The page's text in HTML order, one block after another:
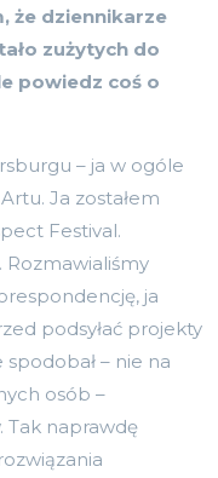
że dziennikarze
o zużytych do
powiedz coś o
– ja w ogóle
Ja zostałem
Festival.
Rozmawialiśmy
ja
podsyłać projekty
spodobał – nie na
osób –
Tak naprawdę